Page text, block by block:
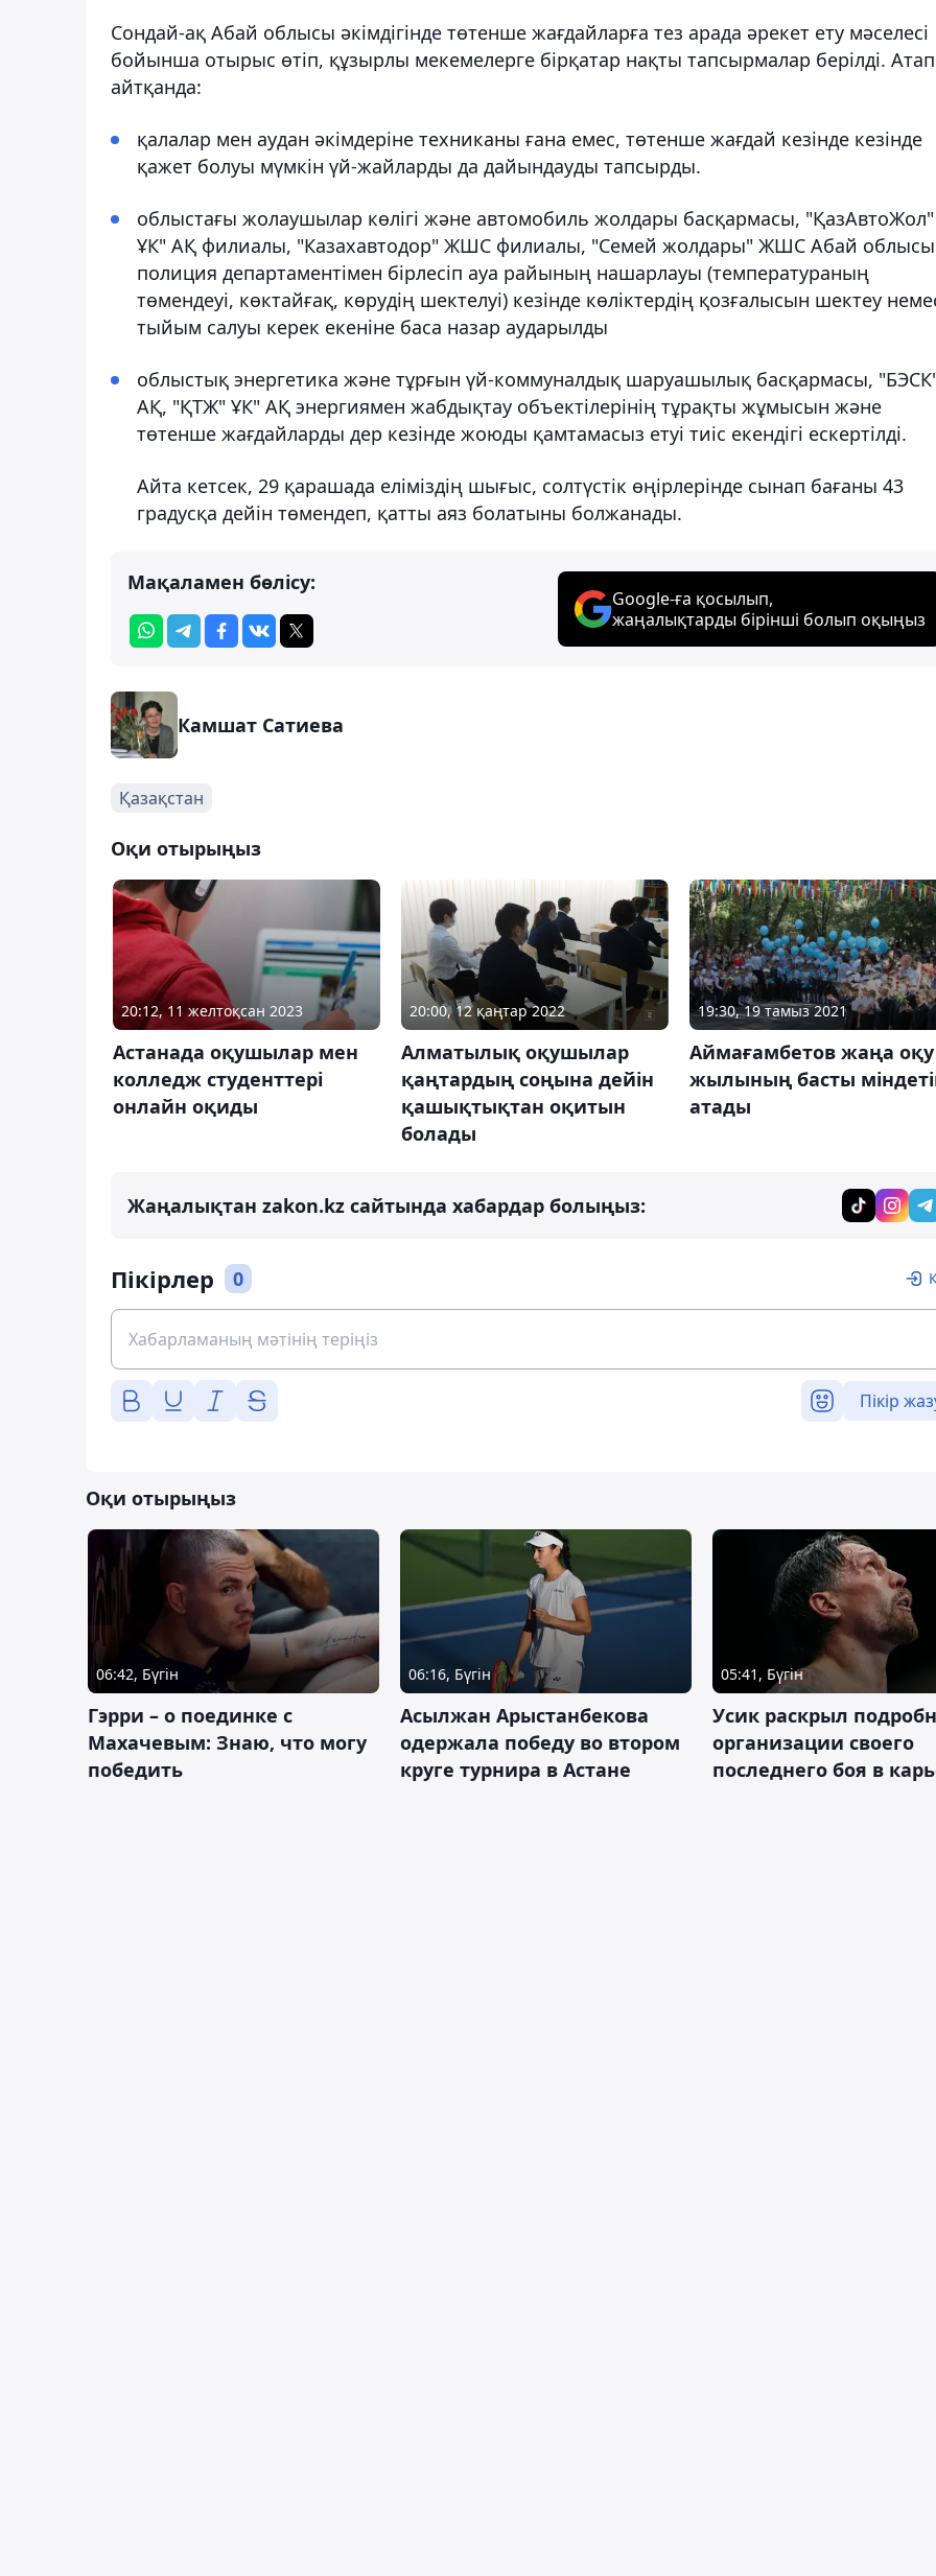
Сондай-ақ Абай облысы әкімдігінде төтенше жағдайларға тез арада әрекет ету мәселесі
бойынша отырыс өтіп, құзырлы мекемелерге бірқатар нақты тапсырмалар берілді. Атап
айтқанда:
қалалар мен аудан әкімдеріне техниканы ғана емес, төтенше жағдай кезінде кезінде
қажет болуы мүмкін үй-жайларды да дайындауды тапсырды.
облыстағы жолаушылар көлігі және автомобиль жолдары басқармасы, "ҚазАвтоЖол"
ҰК" АҚ филиалы, "Казахавтодор" ЖШС филиалы, "Семей жолдары" ЖШС Абай облысы
полиция департаментімен бірлесіп ауа райының нашарлауы (температураның
төмендеуі, көктайғақ, көрудің шектелуі) кезінде көліктердің қозғалысын шектеу
тыйым салуы керек екеніне баса назар аударылды
облыстық энергетика және тұрғын үй-коммуналдық шаруашылық басқармасы,
АҚ, "ҚТЖ" ҰК" АҚ энергиямен жабдықтау объектілерінің тұрақты жұмысын және
төтенше жағдайларды дер кезінде жоюды қамтамасыз етуі тиіс екендігі ескертілді.
Айта кетсек, 29 қарашада еліміздің шығыс, солтүстік өңірлерінде сынап бағаны 43
градусқа дейін төмендеп, қатты аяз болатыны болжанады.
Мақаламен бөлісу:
Google-ға қосылып,
жаңалықтарды бірінші болып оқыңыз
Камшат Сатиева
Қазақстан
Оқи отырыңыз
20:12, 11 желтоқсан 2023
Астанада оқушылар мен
колледж студенттері
онлайн оқиды
20:00, 12 қаңтар 2022
Алматылық оқушылар
қаңтардың соңына дейін
қашықтықтан оқитын
болады
19:30, 19 тамыз 2021
Аймағамбетов жаңа оқу
жылының басты
атады
Жаңалықтан zakon.kz сайтында хабардар болыңыз:
Пікірлер 0
Пікір
Оқи отырыңыз
06:42, Бүгін
Гэрри – о поединке с
Махачевым: Знаю, что могу
победить
06:16, Бүгін
Асылжан Арыстанбекова
одержала победу во втором
круге турнира в Астане
05:41, Бүгін
Усик раскрыл
организации своего
последнего боя в